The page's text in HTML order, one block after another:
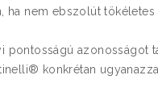
ha nem ebszolút tökéletes
pontosságú azonosságot
konkrétan